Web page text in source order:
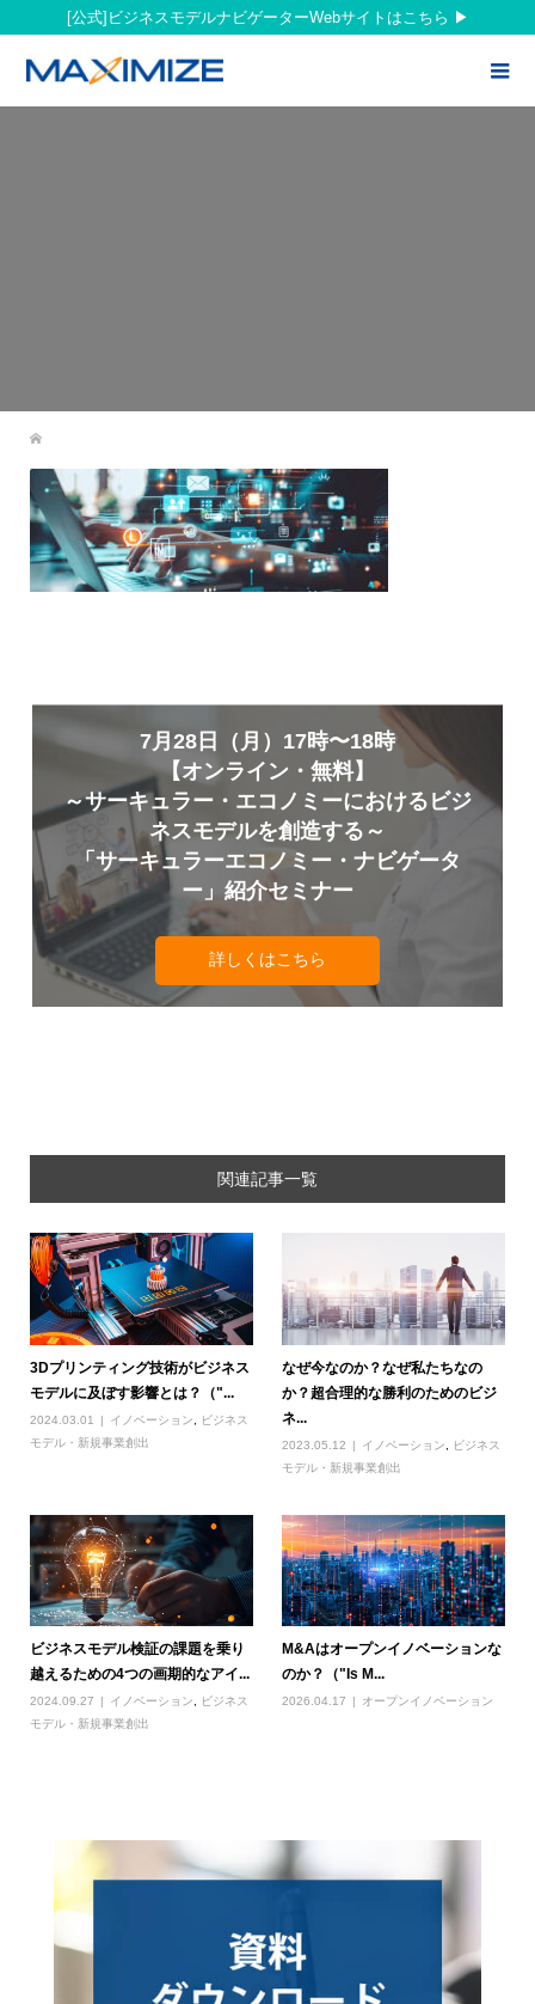
[公式]ビジネスモデルナビゲーターWebサイトはこちら
7月28日（月）17時〜18時
【オンライン・無料】
～サーキュラー・エコノミーにおけるビジ
ネスモデルを創造する～
「サーキュラーエコノミー・ナビゲータ
ー」紹介セミナー
詳しくはこちら
関連記事一覧
3Dプリンティング技術がビジネス
モデルに及ぼす影響とは？（"...
2024.03.01 イノベーション
ビジネス
モデル・新規事業創出
なぜ今なのか？なぜ私たちなの
か？超合理的な勝利のためのビジ
ネ...
2023.05.12 イノベーション
ビジネス
モデル・新規事業創出
ビジネスモデル検証の課題を乗り
越えるための4つの画期的なアイ...
2024.09.27 イノベーション
ビジネス
モデル・新規事業創出
M&Aはオープンイノベーションな
のか？（"Is M...
2026.04.17 オープンイノベーション